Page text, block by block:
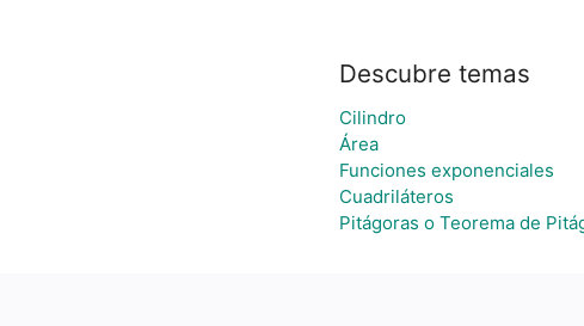
Descubre temas
Cilindro
Área
Funciones exponenciales
Cuadriláteros
Pitágoras o Teorema de